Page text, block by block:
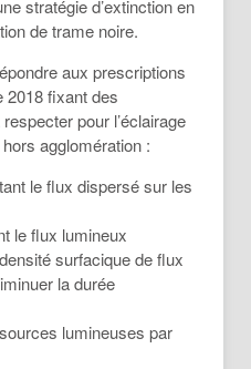
stratégie d’extinction en
de trame noire.
aux prescriptions
2018 fixant des
pour l’éclairage
agglomération :
le flux dispersé sur les
le flux lumineux
surfacique de flux
la durée
lumineuses par